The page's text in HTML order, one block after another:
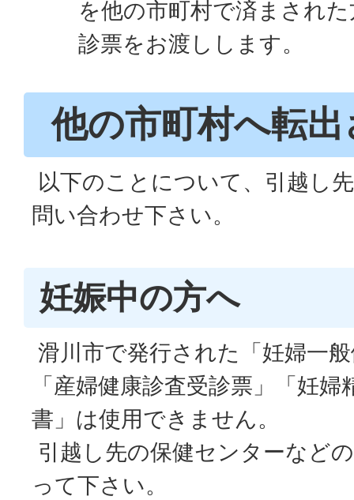
を他の市町村で済まされ
診票をお渡しします。
他の市町村へ転
以下のことについて、引越し
問い合わせ下さい。
妊娠中の方へ
滑川市で発行された「妊婦一
「産婦健康診査受診票」「妊
書」は使用できません。
引越し先の保健センターなど
って下さい。